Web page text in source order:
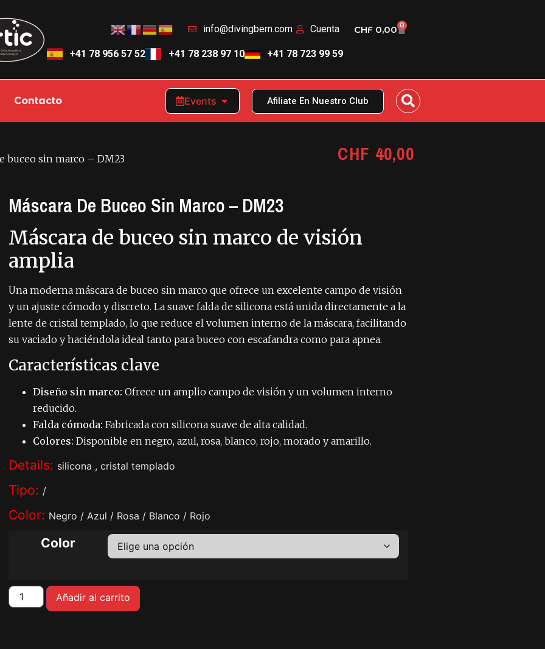
info@divingbern.com Cuenta CHF0,00 0
+41 78 956 57 52 +41 78 238 97 10 +41 78 723 99 59
Contacto Events Afiliate En Nuestro Club
buceo sin marco – DM23 CHF 40,00
Máscara De Buceo Sin Marco – DM23
Máscara de buceo sin marco de visión
amplia
Una moderna máscara de buceo sin marco que ofrece un excelente campo de visión
y un ajuste cómodo y discreto. La suave falda de silicona está unida directamente a la
lente de cristal templado, lo que reduce el volumen interno de la máscara, facilitando
su vaciado y haciéndola ideal tanto para buceo con escafandra como para apnea.
Características clave
Diseño sin marco: Ofrece un amplio campo de visión y un volumen interno
reducido.
Falda cómoda: Fabricada con silicona suave de alta calidad.
Colores: Disponible en negro, azul, rosa, blanco, rojo, morado y amarillo.
Details: silicona , cristal templado
Tipo: /
Color: Negro / Azul / Rosa / Blanco / Rojo
Color
Añadir al carrito